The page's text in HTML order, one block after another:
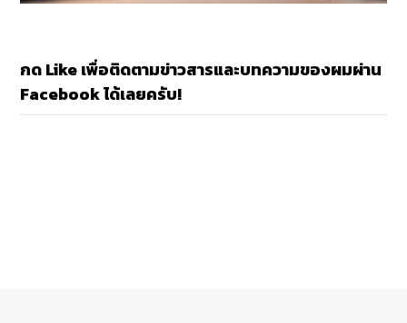
กด Like เพื่อติดตามข่าวสารและบทความของผมผ่าน
Facebook ได้เลยครับ!